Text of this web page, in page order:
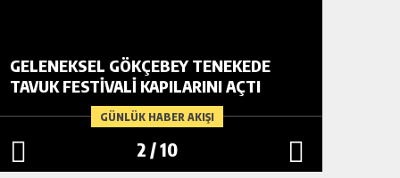
GÜNLÜK HABER AKIŞI
GELENEKSEL GÖKÇEBEY TENEKEDE
TAVUK FESTIVALI KAPILARINI AÇTI
2 /10